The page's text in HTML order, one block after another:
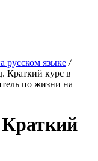
русском языке /
Краткий курс в
по жизни на